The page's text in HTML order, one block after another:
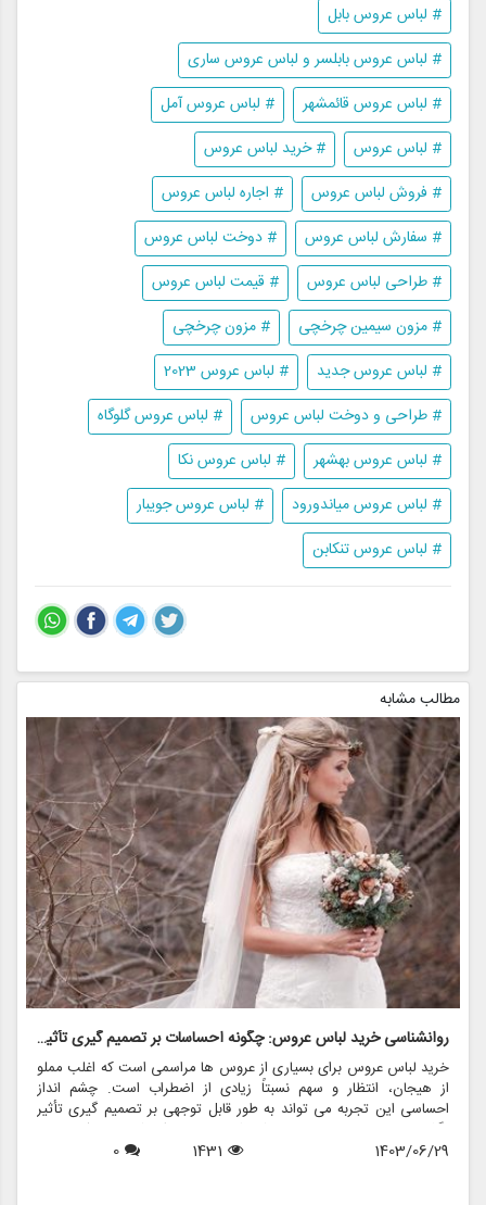
# لباس عروس بابل
# لباس عروس بابلسر و لباس عروس ساری
# لباس عروس قائمشهر
# لباس عروس آمل
# لباس عروس
# خرید لباس عروس
# فروش لباس عروس
# اجاره لباس عروس
# سفارش لباس عروس
# دوخت لباس عروس
# طراحی لباس عروس
# قیمت لباس عروس
# مزون سیمین چرخچی
# مزون چرخچی
# لباس عروس جدید
# لباس عروس 2023
# طراحی و دوخت لباس عروس
# لباس عروس گلوگاه
# لباس عروس بهشهر
# لباس عروس نکا
# لباس عروس میاندورود
# لباس عروس جویبار
# لباس عروس تنکابن
مطالب مشابه
روانشناسی خرید لباس عروس: چگونه احساسات بر تصمیم گیری تأثیر می گذارد
خرید لباس عروس برای بسیاری از عروس ها مراسمی است که اغلب مملو
از هیجان، انتظار و سهم نسبتاً زیادی از اضطراب است. چشم انداز
احساسی این تجربه می تواند به طور قابل توجهی بر تصمیم گیری تأثیر
بگذارد و منجر به انتخاب هایی شود که نه تنها سبک شخصی بلکه عوامل
روانی عمیق تری را نیز منعکس می کند. در این مقاله، روانشناسی خرید
1403/06/29
1431
0